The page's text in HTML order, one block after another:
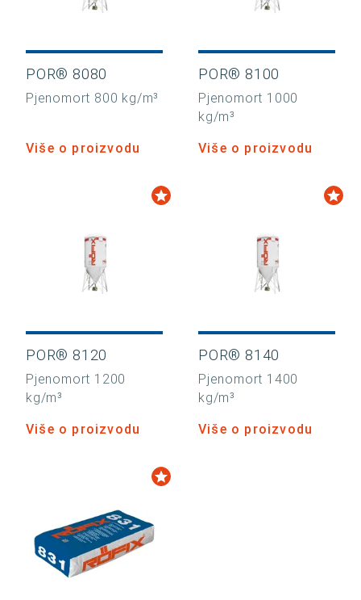
POR® 8080
Pjenomort 800 kg/m³
Više o proizvodu
POR® 8100
Pjenomort 1000
kg/m³
Više o proizvodu
POR® 8120
Pjenomort 1200
kg/m³
Više o proizvodu
POR® 8140
Pjenomort 1400
kg/m³
Više o proizvodu